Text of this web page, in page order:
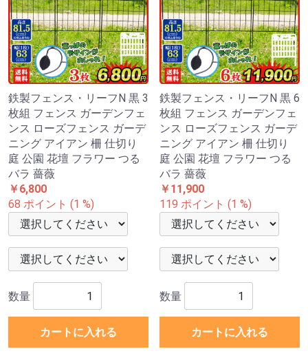
鉄製フェンス・リーフN 黒 3
枚組 フェンス ガーデンフェ
ンス ローズフェンス ガーデ
ニング アイアン 柵 仕切り
庭 公園 花壇 フラワー つる
バラ 薔薇
￥6,800
68 ポイント (1 %)
数量
カートに入れる
鉄製フェンス・リーフN 黒 6
枚組 フェンス ガーデンフェ
ンス ローズフェンス ガーデ
ニング アイアン 柵 仕切り
庭 公園 花壇 フラワー つる
バラ 薔薇
￥11,900
119 ポイント (1 %)
数量
カートに入れる